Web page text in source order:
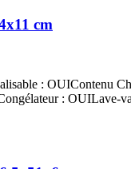
cm
: OUIContenu
: OUILave-